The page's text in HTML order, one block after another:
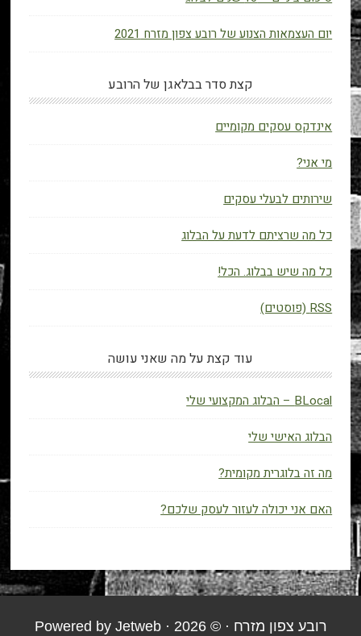
יום העצמאות הצנוע של רובע צפון מזרח 2021
קצת סדר בבלאגן של הרובע
אינדקס עסקים מקומיים
מי אני?
שירותים לבעלי עסקים
כל מה שרציתם לדעת על הבלוג
כל מה שיש בבלוג. הכל!
RSS (פוסטים)
עוד קצת על מה שאני עושה
BLocal – הבלוג המקצועי שלי
הבלוג האישי שלי
מה זה בלוגרית מקומית?
האם אני יכולה לעזור לעסק שלכם?
רובע צפון מזרח · © 2026 · Powered by
Jetweb